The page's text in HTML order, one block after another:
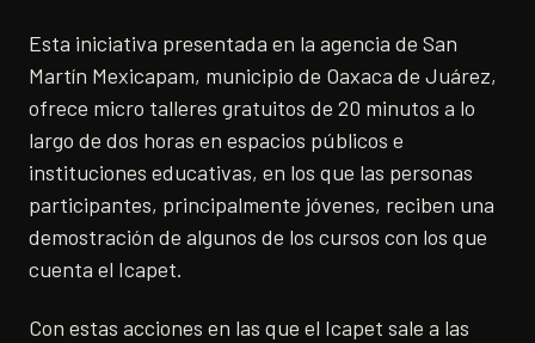
Esta iniciativa presentada en la agencia de San
Martín Mexicapam, municipio de Oaxaca de Juárez,
ofrece micro talleres gratuitos de 20 minutos a lo
largo de dos horas en espacios públicos e
instituciones educativas, en los que las personas
participantes, principalmente jóvenes, reciben una
demostración de algunos de los cursos con los que
cuenta el Icapet.
Con estas acciones en las que el Icapet sale a las